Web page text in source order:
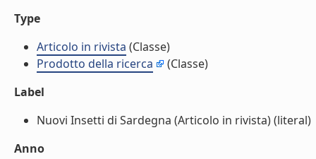
Type
Articolo in rivista (Classe)
Prodotto della ricerca
(Classe)
Label
Nuovi Insetti di Sardegna (Articolo in rivista) (literal)
Anno